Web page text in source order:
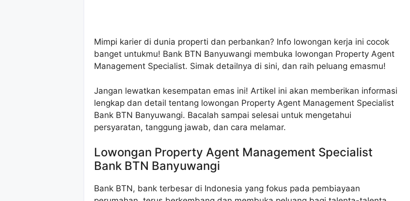
Mimpi karier di dunia properti dan perbankan? Info lowongan kerja ini cocok
banget untukmu! Bank BTN Banyuwangi membuka lowongan Property Agent
Management Specialist. Simak detailnya di sini, dan raih peluang emasmu!
Jangan lewatkan kesempatan emas ini! Artikel ini akan memberikan informasi
lengkap dan detail tentang lowongan Property Agent Management Specialist
Bank BTN Banyuwangi. Bacalah sampai selesai untuk mengetahui
persyaratan, tanggung jawab, dan cara melamar.
Lowongan Property Agent Management Specialist
Bank BTN Banyuwangi
Bank BTN, bank terbesar di Indonesia yang fokus pada pembiayaan